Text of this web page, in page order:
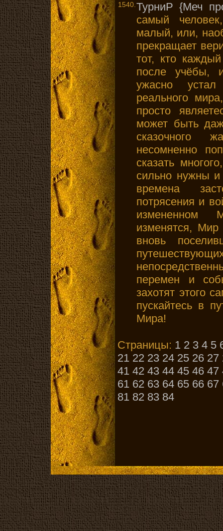
1540. ТурниР {Меч
самый
малый, или,
прекращает
тот, кто
после учёбы,
ужасно
реального
просто
может быть
сказочного
несомненно
сказать
сильно нужны
времена
потрясения и
измененном
изменятся,
вновь
перемен и
захотят этого
пускайтесь в
Мира!
Страницы: 1 2 3 4 5
21 22 23 24 25 26 27
41 42 43 44 45 46 47
61 62 63 64 65 66 67
81 82 83 84